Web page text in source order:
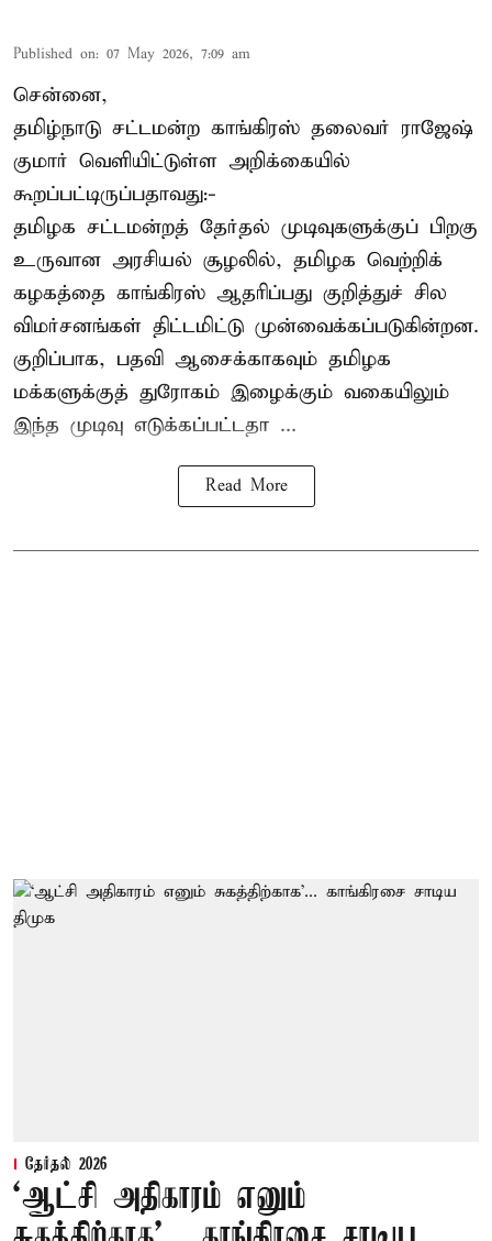
Published on: 07 May 2026, 7:09 am
சென்னை,
தமிழ்நாடு சட்டமன்ற காங்கிரஸ் தலைவர் ராஜேஷ்
குமார் வெளியிட்டுள்ள அறிக்கையில்
கூறப்பட்டிருப்பதாவது:-
தமிழக சட்டமன்றத் தேர்தல் முடிவுகளுக்குப் பிறகு
உருவான அரசியல் சூழலில், தமிழக வெற்றிக்
கழகத்தை காங்கிரஸ் ஆதரிப்பது குறித்துச் சில
விமர்சனங்கள் திட்டமிட்டு முன்வைக்கப்படுகின்றன.
குறிப்பாக, பதவி ஆசைக்காகவும் தமிழக
மக்களுக்குத் துரோகம் இழைக்கும் வகையிலும்
இந்த முடிவு எடுக்கப்பட்டதா ...
Read More
தேர்தல் 2026
‘ஆட்சி அதிகாரம் எனும்